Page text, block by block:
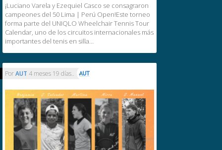
PorAUT 4 meses 19 días..
¡Luciano Varela y Ezequiel Casco se consagraron
campeones del 50 Lima | Perú Open!Este torneo
forma parte del UNIQLO Wheelchair Tennis Tour
Calendar, uno de los circuitos internacionales más
importantes del tenis en silla…